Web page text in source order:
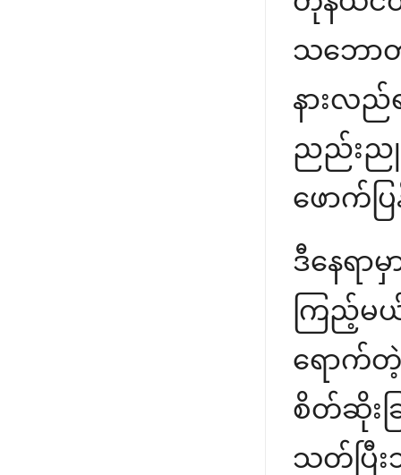
သဘောတ
နားလည်
ညည်းညူ
ဖောက်ပ
ဒီနေရာ
ကြည့်မယ်
ရောက်တဲ့
စိတ်ဆိုးခ
သတ်ပြီး